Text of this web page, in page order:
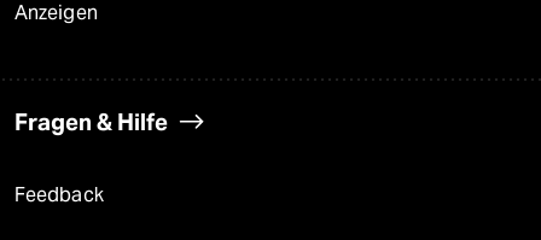
Anzeigen
Fragen & Hilfe
Feedback